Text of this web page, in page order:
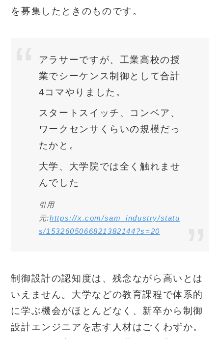
を募集したときのものです。
アラサーですが、工業高校の授
業でシーケンス制御として合計
4コマやりました。
スタートスイッチ、コンベア、
ワークセンサくらいの規模だっ
たかと。
大学、大学院では全く触れませ
んでした
引用
元:https://x.com/sam_industry/statu
s/1532605066821382144?s=20
制御設計の認知度は、残念ながら高いとは
いえません。大学などの教育課程で体系的
に学ぶ機会がほとんどなく、新卒から制御
設計エンジニアを志す人材はごくわずか。